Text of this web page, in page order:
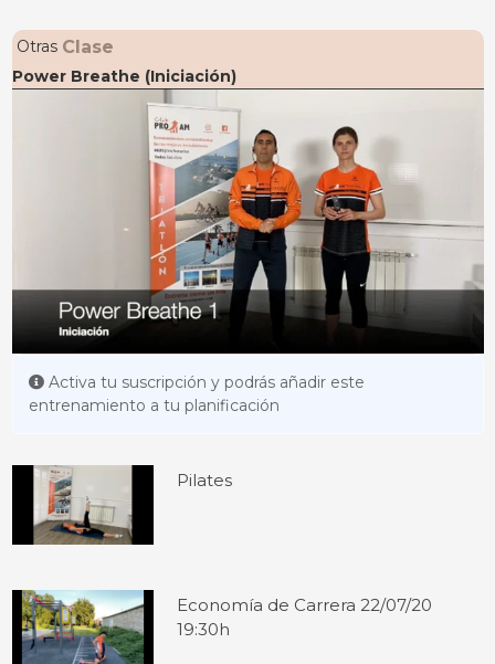
Otras Clase
Power Breathe (Iniciación)
Activa tu suscripción y podrás añadir este
entrenamiento a tu planificación
Pilates
Economía de Carrera 22/07/20
19:30h